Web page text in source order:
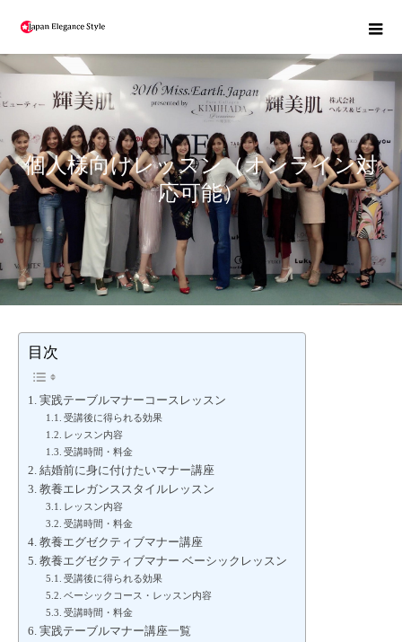
個人様向けレッスン（オンライン対
応可能）
目次
実践テーブルマナーコースレッスン
受講後に得られる効果
レッスン内容
受講時間・料金
結婚前に身に付けたいマナー講座
教養エレガンススタイルレッスン
レッスン内容
受講時間・料金
教養エグゼクティブマナー講座
教養エグゼクティブマナー ベーシックレッスン
受講後に得られる効果
ベーシックコース・レッスン内容
受講時間・料金
実践テーブルマナー講座一覧